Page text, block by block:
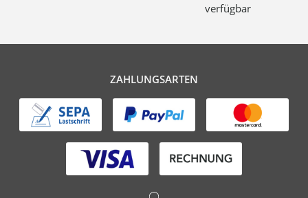
verfügbar
ZAHLUNGSARTEN